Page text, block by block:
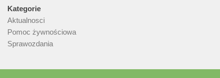
Kategorie
Aktualnosci
Pomoc żywnościowa
Sprawozdania